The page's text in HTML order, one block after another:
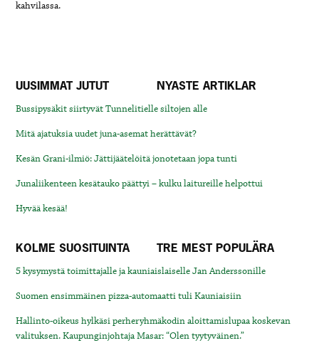
kahvilassa.
UUSIMMAT JUTUT NYASTE ARTIKLAR
Bussipysäkit siirtyvät Tunnelitielle siltojen alle
Mitä ajatuksia uudet juna-asemat herättävät?
Kesän Grani-ilmiö: Jättijäätelöitä jonotetaan jopa tunti
Junaliikenteen kesätauko päättyi – kulku laitureille helpottui
Hyvää kesää!
KOLME SUOSITUINTA TRE MEST POPULÄRA
5 kysymystä toimittajalle ja kauniaislaiselle Jan Anderssonille
Suomen ensimmäinen pizza-automaatti tuli Kauniaisiin
Hallinto-oikeus hylkäsi perheryhmäkodin aloittamislupaa koskevan
valituksen. Kaupunginjohtaja Masar: “Olen tyytyväinen.”